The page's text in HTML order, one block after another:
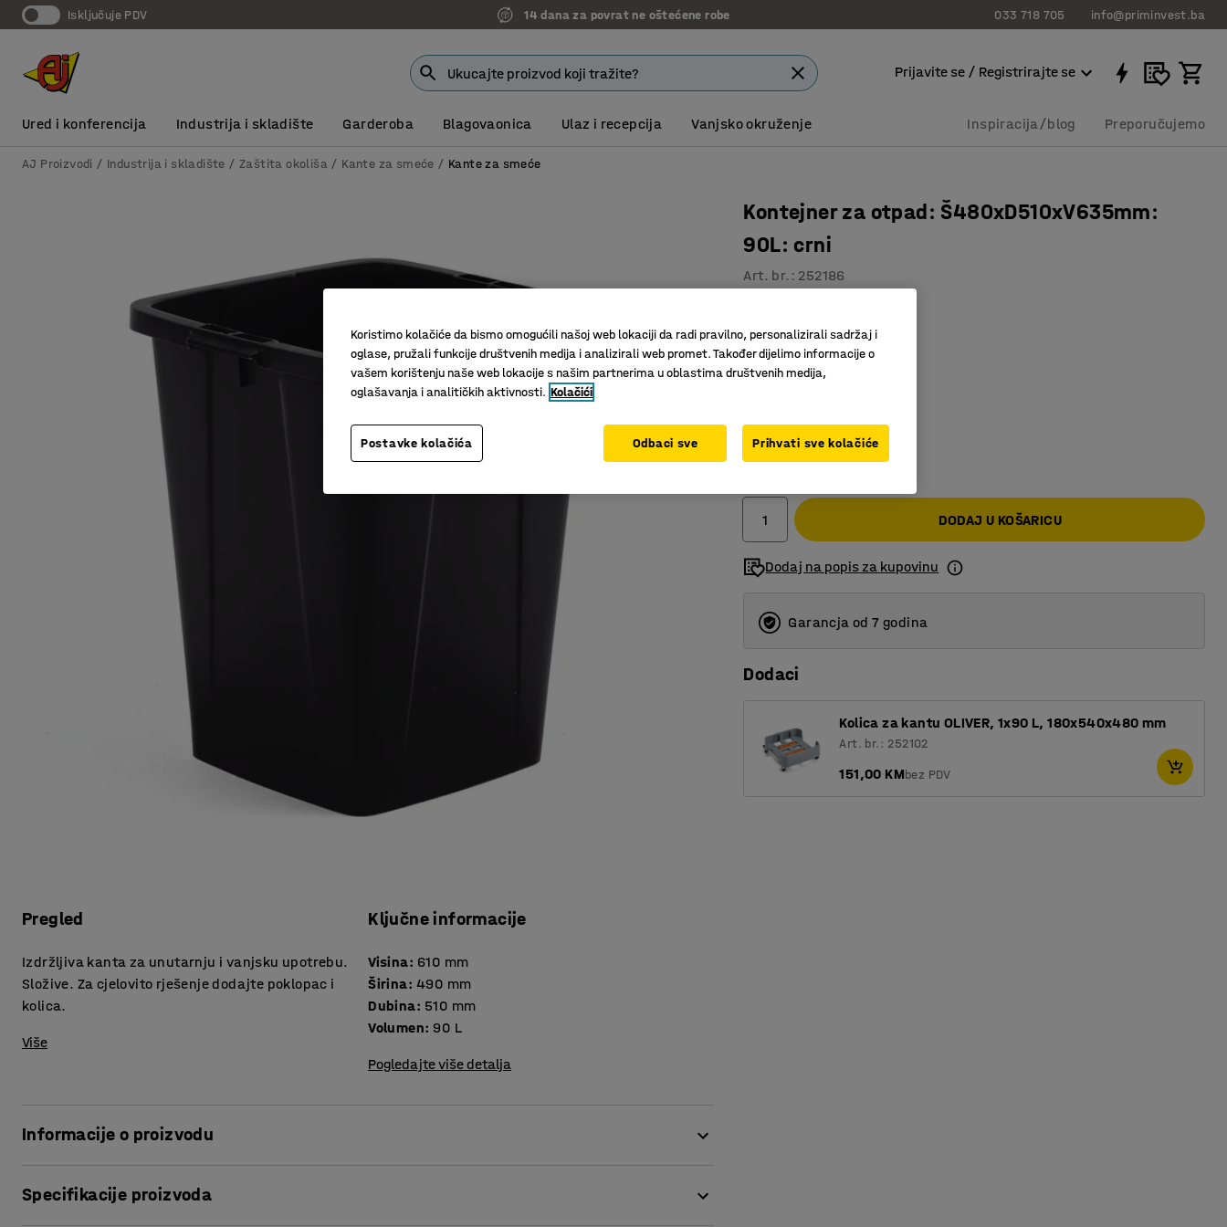
Isključuje PDV 14 dana za povrat ne oštećene robe 033 718 705 info@priminvest.ba
Prijavite se / Registrirajte se
Ured i konferencija Industrija i skladište Garderoba Blagovaonica Ulaz i recepcija Vanjsko okruženje Inspiracija/blog Preporučujemo
AJ Proizvodi Industrija i skladište Zaštita okoliša Kante za smeće Kante za smeće
Pregled
Izdržljiva kanta za unutarnju i vanjsku upotrebu.
Složive. Za cjelovito rješenje dodajte poklopac i
kolica.
Više
Ključne informacije
Visina: 610 mm
Širina: 490 mm
Dubina: 510 mm
Volumen: 90 L
Pogledajte više detalja
Informacije o proizvodu
nekoliko različitih boja, što olakšava izradu učinkovitog sustava za razvrstavanje otpada. Kanta za
Specifikacije proizvoda
Kontejner za otpad: Š480xD510xV635mm:
90L: crni
Art. br. : 252186
Lako se čiste
Izdržljiva plastika
115,00 KM
DODAJ U KOŠARICU
Dodaj na popis za kupovinu
Garancja od 7 godina
Dodaci
Kolica za kantu OLIVER, 1x90 L, 180x540x480 mm
Art. br.: 252102
151,00 KMbez PDV
Koristimo kolačiće da bismo omogućili našoj web lokaciji da radi pravilno, personalizirali sadržaj i
oglase, pružali funkcije društvenih medija i analizirali web promet. Također dijelimo informacije o
vašem korištenju naše web lokacije s našim partnerima u oblastima društvenih medija,
oglašavanja i analitičkih aktivnosti. Kolačići
Postavke kolačića Odbaci sve Prihvati sve kolačiće